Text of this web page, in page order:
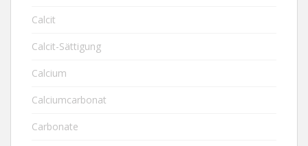
Calcit
Calcit-Sättigung
Calcium
Calciumcarbonat
Carbonate